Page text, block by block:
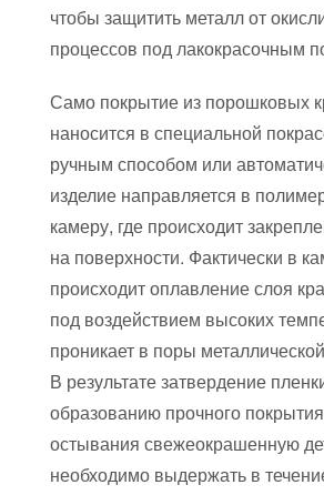
чтобы защитить металл от
процессов под лакокрасочным
Само покрытие из порошковых
наносится в специальной
ручным способом или
изделие направляется в
камеру, где происходит
на поверхности. Фактически в
происходит оплавление слоя
под воздействием высоких
проникает в поры
В результате затвердение
образованию прочного
остывания свежеокрашенную
необходимо выдержать в